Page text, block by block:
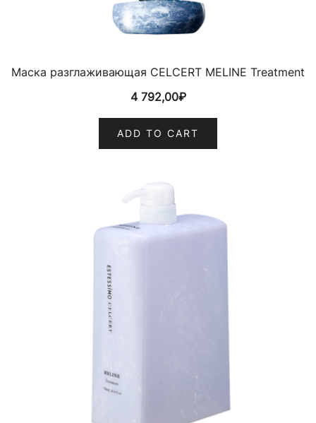
Маска разглаживающая CELCERT MELINE Treatment
4 792,00₽
ADD TO CART